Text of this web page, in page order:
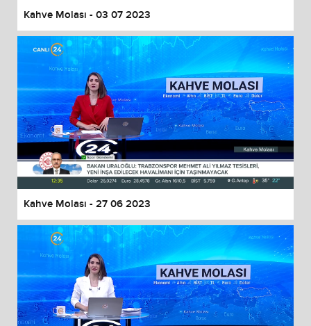
Kahve Molası - 03 07 2023
Kahve Molası - 27 06 2023